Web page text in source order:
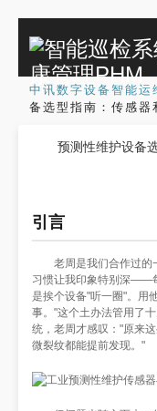
中讯数字设备智能运
备选型指南：传感器
预测性维护设备
引言
老周是我们合作过的
习惯让我印象特别深——
是挨个设备"听一圈"。用
事。"这个土办法管用了
统，老周才感叹："原来
微裂纹都能提前发现。"